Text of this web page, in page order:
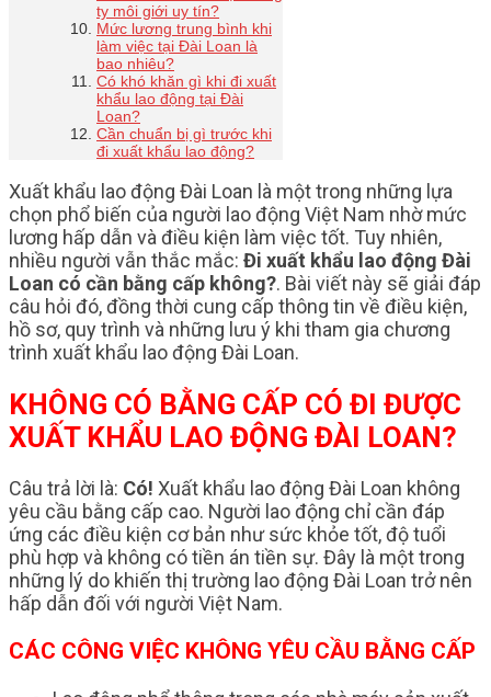
ty môi giới uy tín?
Mức lương trung bình khi
làm việc tại Đài Loan là
bao nhiêu?
Có khó khăn gì khi đi xuất
khẩu lao động tại Đài
Loan?
Cần chuẩn bị gì trước khi
đi xuất khẩu lao động?
Xuất khẩu lao động Đài Loan là một trong những lựa
chọn phổ biến của người lao động Việt Nam nhờ mức
lương hấp dẫn và điều kiện làm việc tốt. Tuy nhiên,
nhiều người vẫn thắc mắc: Đi xuất khẩu lao động Đài
Loan có cần bằng cấp không?. Bài viết này sẽ giải đáp
câu hỏi đó, đồng thời cung cấp thông tin về điều kiện,
hồ sơ, quy trình và những lưu ý khi tham gia chương
trình xuất khẩu lao động Đài Loan.
KHÔNG CÓ BẰNG CẤP CÓ ĐI ĐƯỢC
XUẤT KHẨU LAO ĐỘNG ĐÀI LOAN?
Câu trả lời là: Có! Xuất khẩu lao động Đài Loan không
yêu cầu bằng cấp cao. Người lao động chỉ cần đáp
ứng các điều kiện cơ bản như sức khỏe tốt, độ tuổi
phù hợp và không có tiền án tiền sự. Đây là một trong
những lý do khiến thị trường lao động Đài Loan trở nên
hấp dẫn đối với người Việt Nam.
CÁC CÔNG VIỆC KHÔNG YÊU CẦU BẰNG CẤP